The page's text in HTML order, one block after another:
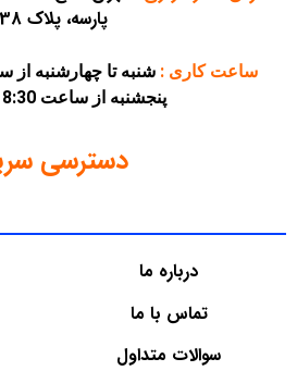
پارسه، پلاک 38
ساعت کاری :
پنجشنبه از ساعت 8:30 تا 12:30
دسترسی
درباره ما
تماس با ما
سوالات متداول